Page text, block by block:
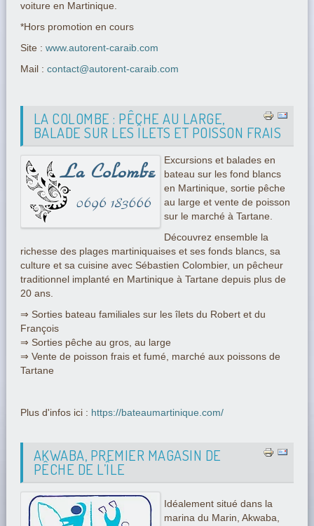
voiture en Martinique.
*Hors promotion en cours
Site : www.autorent-caraib.com
Mail : contact@autorent-caraib.com
LA COLOMBE : PÊCHE AU LARGE,
BALADE SUR LES ÎLETS ET POISSON FRAIS
Excursions et balades en
bateau sur les fond blancs
en Martinique, sortie pêche
au large et vente de poisson
sur le marché à Tartane.
Découvrez ensemble la
richesse des plages martiniquaises et ses fonds blancs, sa
culture et sa cuisine avec Sébastien Colombier, un pêcheur
traditionnel implanté en Martinique à Tartane depuis plus de
20 ans.
⇒ Sorties bateau familiales sur les îlets du Robert et du
François
⇒ Sorties pêche au gros, au large
⇒ Vente de poisson frais et fumé, marché aux poissons de
Tartane
Plus d'infos ici : https://bateaumartinique.com/
AKWABA, PREMIER MAGASIN DE
PÊCHE DE L’ÎLE
Idéalement situé dans la
marina du Marin, Akwaba,